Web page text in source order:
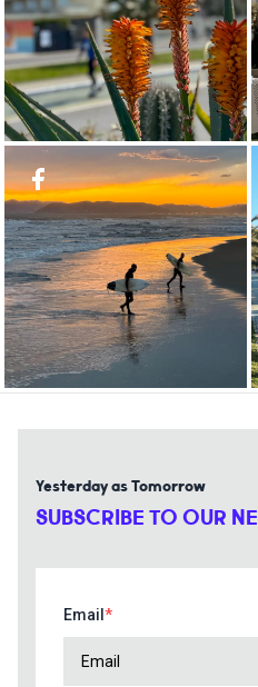
Yesterday as Tomorrow
SUBSCRIBE TO OUR
Email